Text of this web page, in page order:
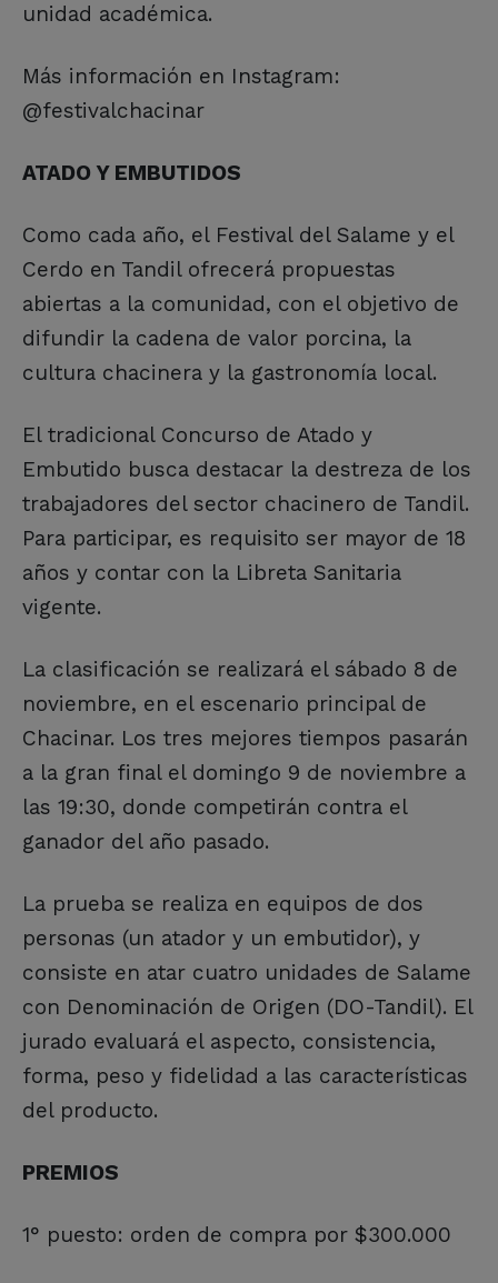
unidad académica.
Más información en Instagram:
@festivalchacinar
ATADO Y EMBUTIDOS
Como cada año, el Festival del Salame y el
Cerdo en Tandil ofrecerá propuestas
abiertas a la comunidad, con el objetivo de
difundir la cadena de valor porcina, la
cultura chacinera y la gastronomía local.
El tradicional Concurso de Atado y
Embutido busca destacar la destreza de los
trabajadores del sector chacinero de Tandil.
Para participar, es requisito ser mayor de 18
años y contar con la Libreta Sanitaria
vigente.
La clasificación se realizará el sábado 8 de
noviembre, en el escenario principal de
Chacinar. Los tres mejores tiempos pasarán
a la gran final el domingo 9 de noviembre a
las 19:30, donde competirán contra el
ganador del año pasado.
La prueba se realiza en equipos de dos
personas (un atador y un embutidor), y
consiste en atar cuatro unidades de Salame
con Denominación de Origen (DO-Tandil). El
jurado evaluará el aspecto, consistencia,
forma, peso y fidelidad a las características
del producto.
PREMIOS
1° puesto: orden de compra por $300.000